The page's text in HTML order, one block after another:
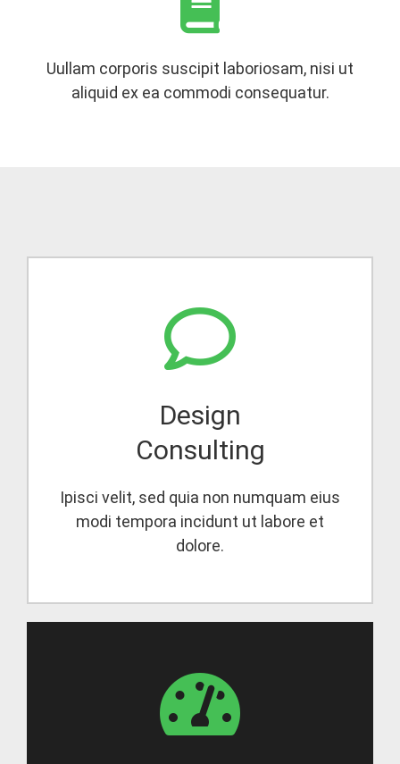
Uullam corporis suscipit laboriosam, nisi ut
aliquid ex ea commodi consequatur.
Design
Consulting
Ipisci velit, sed quia non numquam eius
modi tempora incidunt ut labore et
dolore.